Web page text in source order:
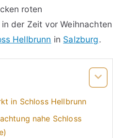
roten
der Zeit vor Weihnachten
Hellbrunn in Salzburg.
in Schloss Hellbrunn
nahe Schloss